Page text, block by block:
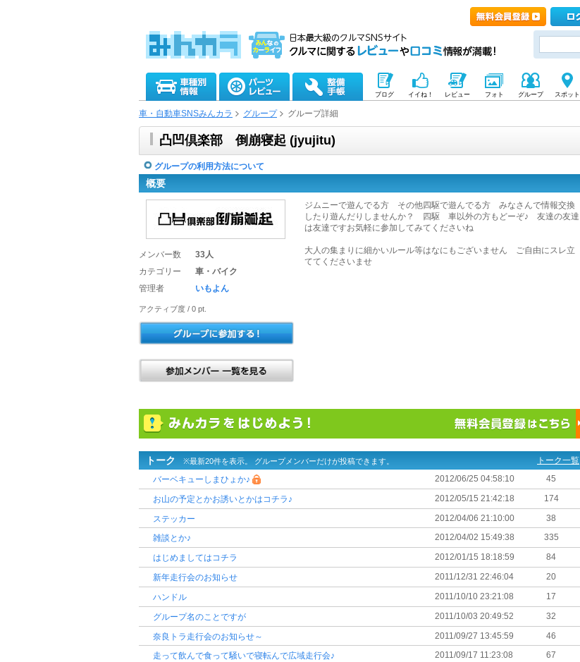
ブログ イイね！ レビュー フォト グループ スポット
車・自動車SNSみんカラ グループ グループ詳細
凸凹倶楽部 倒崩寝起 (jyujitu)
グループの利用方法について
概要
メンバー数
33人
カテゴリー
車・バイク
管理者
いもよん
アクティブ度 / 0 pt.
ジムニーで遊んでる方 その他四駆で遊んでる方 みなさんで情報交換
したり遊んだりしませんか？ 四駆 車以外の方もどーぞ♪ 友達の友達
は友達ですお気軽に参加してみてくださいね
大人の集まりに細かいルール等はなにもございません ご自由にスレ立
ててくださいませ
トーク ※最新20件を表示。 グループメンバーだけが投稿できます。
トーク一覧
バーベキューしまひょか♪
2012/06/25 04:58:10 45
お山の予定とかお誘いとかはコチラ♪ 2012/05/15 21:42:18 174
ステッカー 2012/04/06 21:10:00 38
雑談とか♪ 2012/04/02 15:49:38 335
はじめましてはコチラ 2012/01/15 18:18:59 84
新年走行会のお知らせ 2011/12/31 22:46:04 20
ハンドル 2011/10/10 23:21:08 17
グループ名のことですが 2011/10/03 20:49:52 32
奈良トラ走行会のお知らせ～ 2011/09/27 13:45:59 46
走って飲んで食って騒いで寝転んで広域走行会♪ 2011/09/17 11:23:08 67